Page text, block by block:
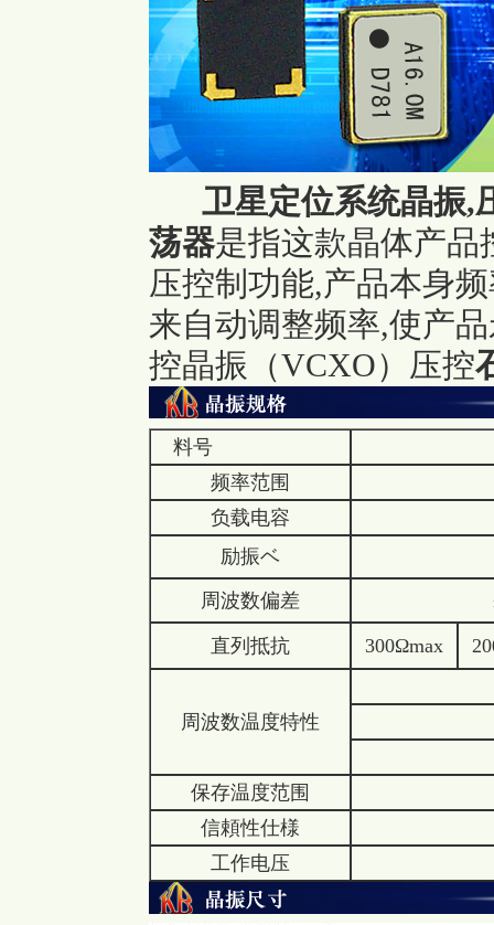
卫星定位系统晶振,
荡器是指这款晶体产品
压控制功能,产品本身
来自动调整频率,使产
控晶振（VCXO）压控
料号
频率范围
负载电容
励振ベ
周波数偏差
直列抵抗 300Ωmax
周波数温度特性
保存温度范围
信頼性仕様
工作电压